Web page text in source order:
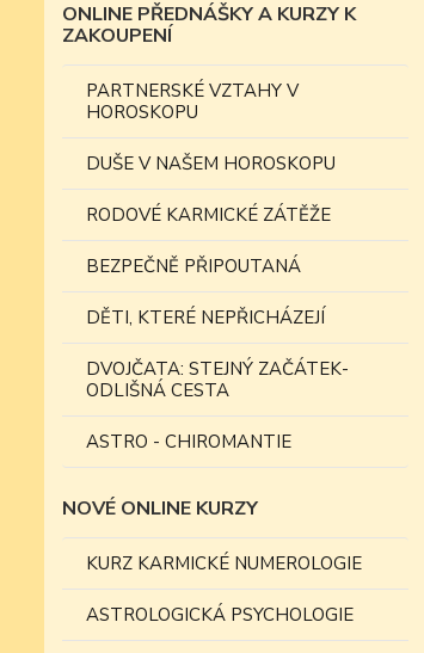
ONLINE PŘEDNÁŠKY A KURZY K
ZAKOUPENÍ
PARTNERSKÉ VZTAHY V
HOROSKOPU
DUŠE V NAŠEM HOROSKOPU
RODOVÉ KARMICKÉ ZÁTĚŽE
BEZPEČNĚ PŘIPOUTANÁ
DĚTI, KTERÉ NEPŘICHÁZEJÍ
DVOJČATA: STEJNÝ ZAČÁTEK-
ODLIŠNÁ CESTA
ASTRO - CHIROMANTIE
NOVÉ ONLINE KURZY
KURZ KARMICKÉ NUMEROLOGIE
ASTROLOGICKÁ PSYCHOLOGIE